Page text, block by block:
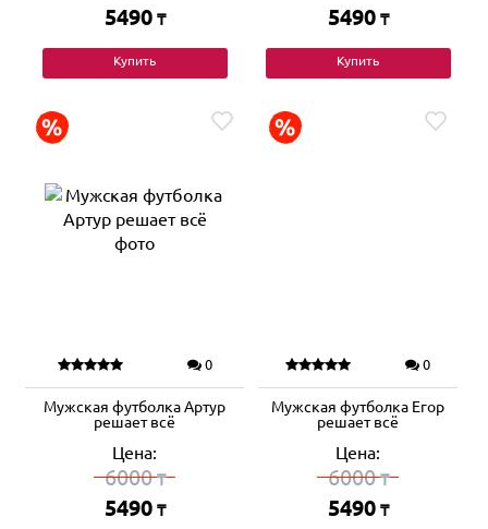
5490 ₸
Купить
5490 ₸
Купить
0
Мужская футболка Артур
решает всё
Цена:
6000₸
5490 ₸
0
Мужская футболка Егор
решает всё
Цена:
6000₸
5490 ₸